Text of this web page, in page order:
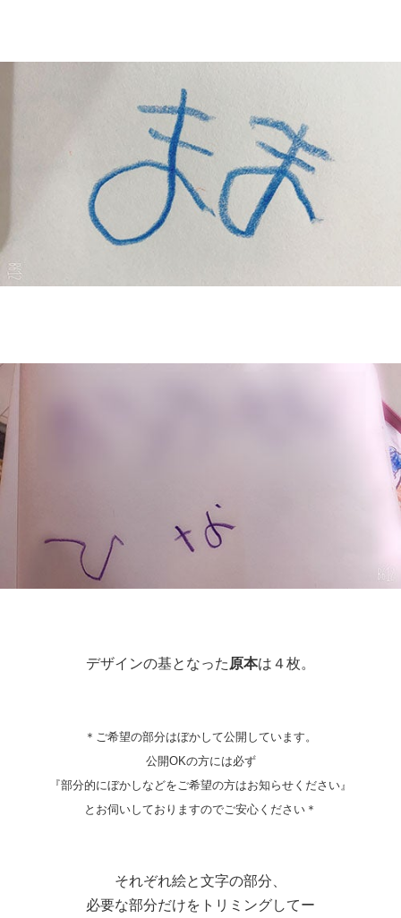
デザインの基となった 原本は４枚。
＊ご希望の部分はぼかして公開しています。
公開OKの方には必ず
『部分的にぼかしなどをご希望の方はお知らせください』
とお伺いしておりますのでご安心ください＊
それぞれ絵と文字の部分、
必要な部分だけをトリミングしてー